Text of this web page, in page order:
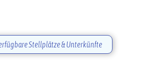
Stellplätze & Unterkünfte